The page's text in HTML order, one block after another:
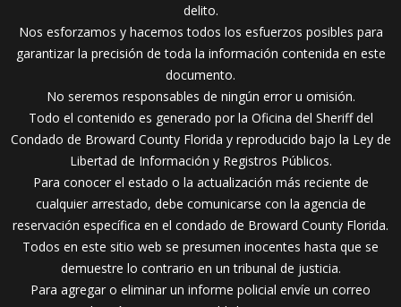
delito.
Nos esforzamos y hacemos todos los esfuerzos posibles para
garantizar la precisión de toda la información contenida en este
documento.
No seremos responsables de ningún error u omisión.
Todo el contenido es generado por la Oficina del Sheriff del
Condado de Broward County Florida y reproducido bajo la Ley de
Libertad de Información y Registros Públicos.
Para conocer el estado o la actualización más reciente de
cualquier arrestado, debe comunicarse con la agencia de
reservación específica en el condado de Broward County Florida.
Todos en este sitio web se presumen inocentes hasta que se
demuestre lo contrario en un tribunal de justicia.
Para agregar o eliminar un informe policial envíe un correo